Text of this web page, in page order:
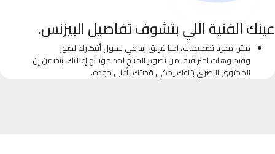
عينك الفنية اللي بتشوف تفاصيل البيزنس.
مش مجرد تصميمات، إحنا فريق إبداعي بيحول أفكارك لصور
وفيديوهات احترافية. من تصوير المنتج لحد مونتاج إعلانك، بنضمن إن
المحتوى البصري بتاعك يحكي قصتك بأعلى جودة.